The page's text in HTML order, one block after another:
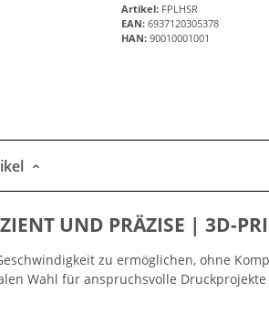
Artikel: FPLHSR
EAN: 6937120305378
HAN: 90010001001
UND PRÄZISE | 3D-
zu ermöglichen, ohne
Wahl für anspruchsvolle Druckprojekte